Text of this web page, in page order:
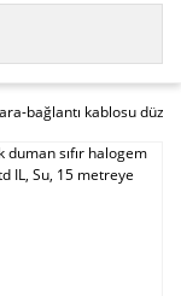
bağlantı kablosu